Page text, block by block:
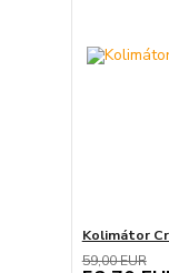
Kolimátor
59,00 EUR